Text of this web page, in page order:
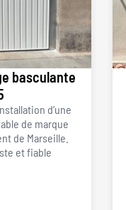
basculante
d’une
de marque
de Marseille.
et fiable